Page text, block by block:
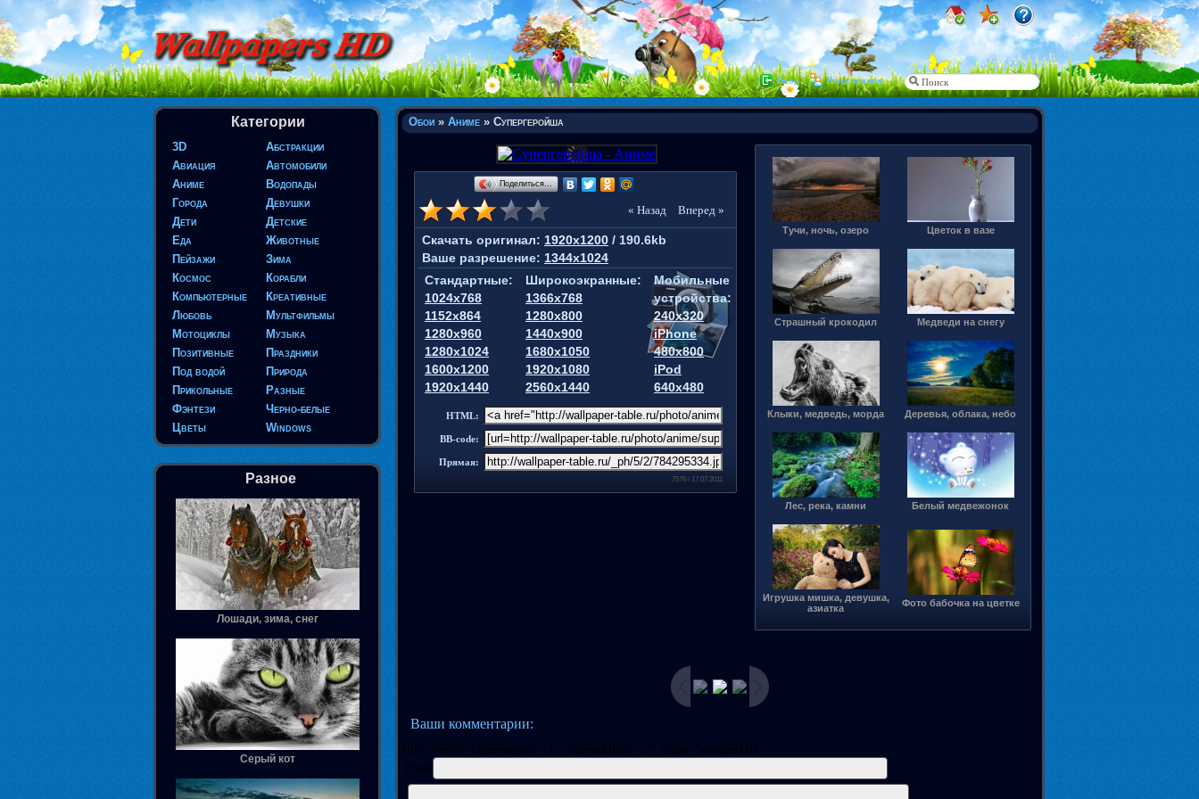
Вход Регистрация
Категории
3D
Абстракции
Авиация
Автомобили
Аниме
Водопады
Города
Девушки
Дети
Детские
Еда
Животные
Пейзажи
Зима
Космос
Корабли
Компьютерные
Креативные
Любовь
Мультфильмы
Мотоциклы
Музыка
Позитивные
Праздники
Под водой
Природа
Прикольные
Разные
Фэнтези
Черно-белые
Цветы
Windows
Разное
Лошади, зима, снег
Серый кот
Обои » Аниме » Супергеройша
Поделиться…
« Назад Вперед »
Скачать оригинал: 1920x1200 / 190.6kb
Ваше разрешение: 1344x1024
Стандартные:
1024x768
1152x864
1280x960
1280x1024
1600x1200
1920x1440
Широкоэкранные:
1366x768
1280x800
1440x900
1680x1050
1920x1080
2560x1440
Мобильные
устройства:
240x320
iPhone
480x800
iPod
640x480
HTML:
BB-code:
Прямая:
7576 / 17.07.2011
Тучи, ночь, озеро Цветок в вазе
Страшный крокодил Медведи на снегу
Клыки, медведь, морда Деревья, облака, небо
Лес, река, камни Белый медвежонок
Игрушка мишка, девушка,
азиатка
Фото бабочка на цветке
Ваши комментарии:
dth="80%" cellspacing="1" cellpadding="2" class="commTd1">
Имя: